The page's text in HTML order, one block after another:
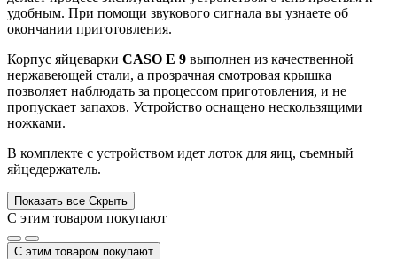
удобным. При помощи звукового сигнала вы узнаете об
окончании приготовления.
Корпус яйцеварки CASO E 9 выполнен из качественной
нержавеющей стали, а прозрачная смотровая крышка
позволяет наблюдать за процессом приготовления, и не
пропускает запахов. Устройство оснащено нескользящими
ножками.
В комплекте с устройством идет лоток для яиц, съемный
яйцедержатель.
Показать все Скрыть
С этим товаром покупают
С этим товаром покупают